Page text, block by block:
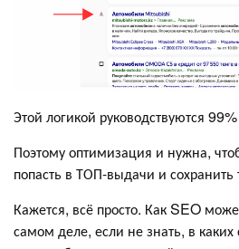
Этой логикой руководствуются
Поэтому оптимизация и нужна,
попасть в ТОП-выдачи и
Кажется, всё просто. Как SEO
самом деле, если не знать, в